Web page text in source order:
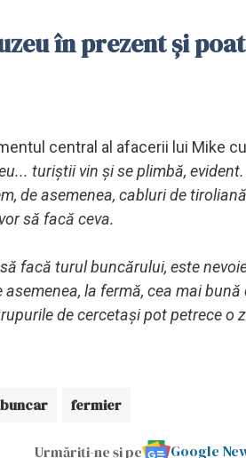
în prezent și
central al afacerii lui Mike
turiștii vin și se plimbă,
de asemenea, cabluri de
să facă ceva.
facă turul buncărului, este
la fermă, cea mai
de cercetași pot petrece
buncar fermier
Urmăriți-ne și pe Google